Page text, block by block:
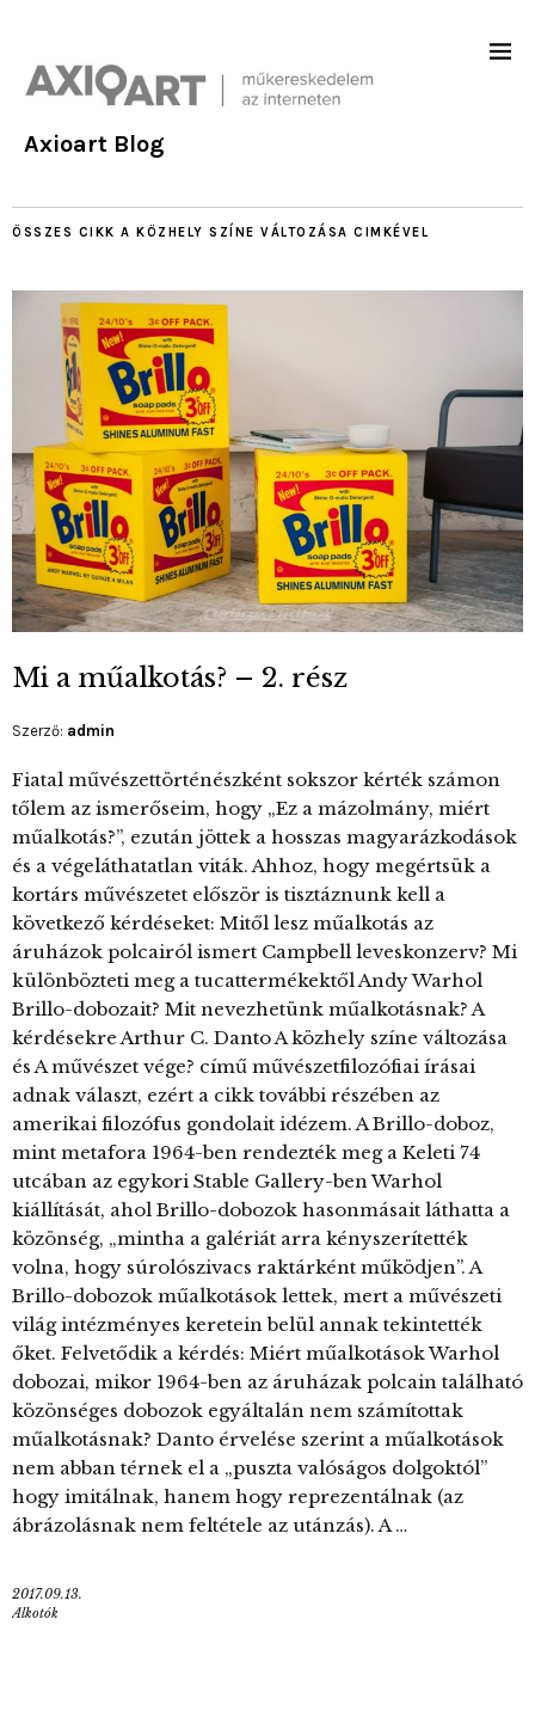
Axioart Blog
ÖSSZES CIKK A KÖZHELY SZÍNE VÁLTOZÁSA CIMKÉVEL
Mi a műalkotás? – 2. rész
Szerző: admin
Fiatal művészettörténészként sokszor kérték számon
tőlem az ismerőseim, hogy „Ez a mázolmány, miért
műalkotás?”, ezután jöttek a hosszas magyarázkodások
és a végeláthatatlan viták. Ahhoz, hogy megértsük a
kortárs művészetet először is tisztáznunk kell a
következő kérdéseket: Mitől lesz műalkotás az
áruházok polcairól ismert Campbell leveskonzerv? Mi
különbözteti meg a tucattermékektől Andy Warhol
Brillo-dobozait? Mit nevezhetünk műalkotásnak? A
kérdésekre Arthur C. Danto A közhely színe változása
és A művészet vége? című művészetfilozófiai írásai
adnak választ, ezért a cikk további részében az
amerikai filozófus gondolait idézem. A Brillo-doboz,
mint metafora 1964-ben rendezték meg a Keleti 74
utcában az egykori Stable Gallery-ben Warhol
kiállítását, ahol Brillo-dobozok hasonmásait láthatta a
közönség, „mintha a galériát arra kényszerítették
volna, hogy súrolószivacs raktárként működjen”. A
Brillo-dobozok műalkotások lettek, mert a művészeti
világ intézményes keretein belül annak tekintették
őket. Felvetődik a kérdés: Miért műalkotások Warhol
dobozai, mikor 1964-ben az áruházak polcain található
közönséges dobozok egyáltalán nem számítottak
műalkotásnak? Danto érvelése szerint a műalkotások
nem abban térnek el a „puszta valóságos dolgoktól”
hogy imitálnak, hanem hogy reprezentálnak (az
ábrázolásnak nem feltétele az utánzás). A …
2017.09.13.
Alkotók